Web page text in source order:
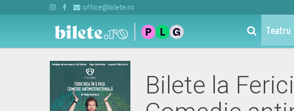
office@bilete.ro
Teatru
Bilete la